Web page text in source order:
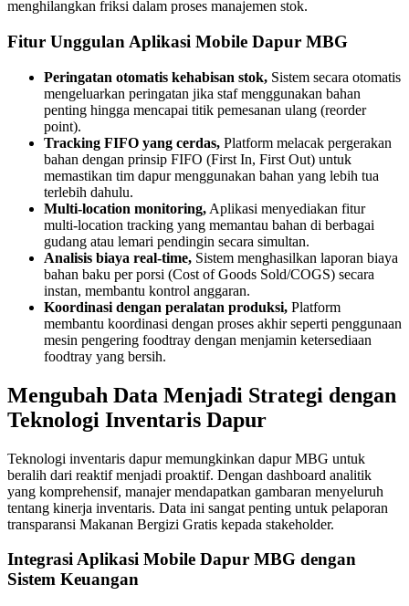
menghilangkan friksi dalam proses manajemen stok.
Fitur Unggulan Aplikasi Mobile Dapur MBG
Peringatan otomatis kehabisan stok, Sistem secara otomatis
mengeluarkan peringatan jika staf menggunakan bahan
penting hingga mencapai titik pemesanan ulang (reorder
point).
Tracking FIFO yang cerdas, Platform melacak pergerakan
bahan dengan prinsip FIFO (First In, First Out) untuk
memastikan tim dapur menggunakan bahan yang lebih tua
terlebih dahulu.
Multi-location monitoring, Aplikasi menyediakan fitur
multi-location tracking yang memantau bahan di berbagai
gudang atau lemari pendingin secara simultan.
Analisis biaya real-time, Sistem menghasilkan laporan biaya
bahan baku per porsi (Cost of Goods Sold/COGS) secara
instan, membantu kontrol anggaran.
Koordinasi dengan peralatan produksi, Platform
membantu koordinasi dengan proses akhir seperti penggunaan
mesin pengering foodtray dengan menjamin ketersediaan
foodtray yang bersih.
Mengubah Data Menjadi Strategi dengan
Teknologi Inventaris Dapur
Teknologi inventaris dapur memungkinkan dapur MBG untuk
beralih dari reaktif menjadi proaktif. Dengan dashboard analitik
yang komprehensif, manajer mendapatkan gambaran menyeluruh
tentang kinerja inventaris. Data ini sangat penting untuk pelaporan
transparansi Makanan Bergizi Gratis kepada stakeholder.
Integrasi Aplikasi Mobile Dapur MBG dengan
Sistem Keuangan